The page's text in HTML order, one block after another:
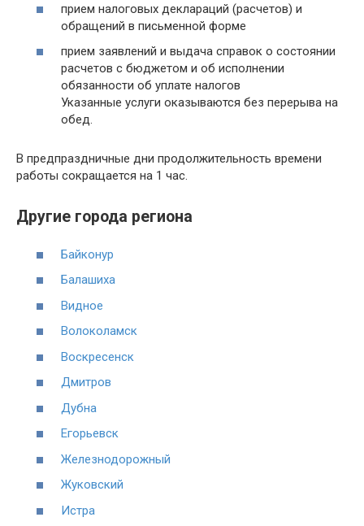
прием налоговых деклараций (расчетов) и
обращений в письменной форме
прием заявлений и выдача справок о состоянии
расчетов с бюджетом и об исполнении
обязанности об уплате налогов
Указанные услуги оказываются без перерыва на
обед.
В предпраздничные дни продолжительность времени
работы сокращается на 1 час.
Другие города региона
Байконур
Балашиха
Видное
Волоколамск
Воскресенск
Дмитров
Дубна
Егорьевск
Железнодорожный
Жуковский
Истра